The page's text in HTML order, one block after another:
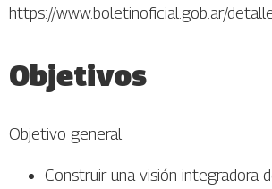
https://www.boletinoficial.gob.ar/
Objetivos
Objetivo general
Construir una visión integradora